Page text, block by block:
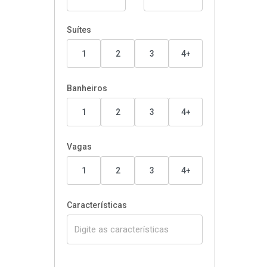
Suítes
1 2 3 4+
Banheiros
1 2 3 4+
Vagas
1 2 3 4+
Características